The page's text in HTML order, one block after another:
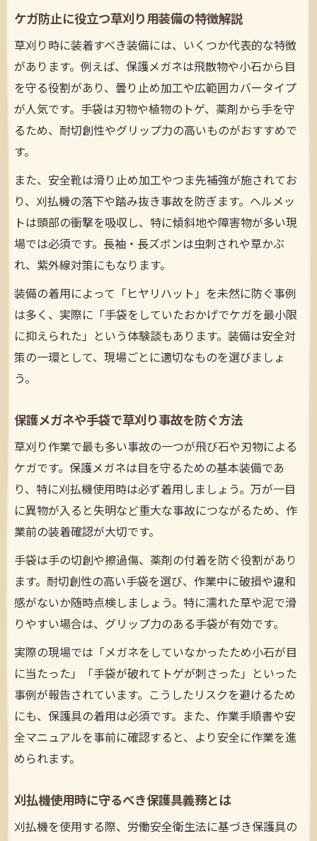
ケガ防止に役立つ草刈り用装備の特徴解説
草刈り時に装着すべき装備には、いくつか代表的な特徴
があります。例えば、保護メガネは飛散物や小石から目
を守る役割があり、曇り止め加工や広範囲カバータイプ
が人気です。手袋は刃物や植物のトゲ、薬剤から手を守
るため、耐切創性やグリップ力の高いものがおすすめで
す。
また、安全靴は滑り止め加工やつま先補強が施されてお
り、刈払機の落下や踏み抜き事故を防ぎます。ヘルメッ
トは頭部の衝撃を吸収し、特に傾斜地や障害物が多い現
場では必須です。長袖・長ズボンは虫刺されや草かぶ
れ、紫外線対策にもなります。
装備の着用によって「ヒヤリハット」を未然に防ぐ事例
は多く、実際に「手袋をしていたおかげでケガを最小限
に抑えられた」という体験談もあります。装備は安全対
策の一環として、現場ごとに適切なものを選びましょ
う。
保護メガネや手袋で草刈り事故を防ぐ方法
草刈り作業で最も多い事故の一つが飛び石や刃物による
ケガです。保護メガネは目を守るための基本装備であ
り、特に刈払機使用時は必ず着用しましょう。万が一目
に異物が入ると失明など重大な事故につながるため、作
業前の装着確認が大切です。
手袋は手の切創や擦過傷、薬剤の付着を防ぐ役割があり
ます。耐切創性の高い手袋を選び、作業中に破損や違和
感がないか随時点検しましょう。特に濡れた草や泥で滑
りやすい場合は、グリップ力のある手袋が有効です。
実際の現場では「メガネをしていなかったため小石が目
に当たった」「手袋が破れてトゲが刺さった」といった
事例が報告されています。こうしたリスクを避けるため
にも、保護具の着用は必須です。また、作業手順書や安
全マニュアルを事前に確認すると、より安全に作業を進
められます。
刈払機使用時に守るべき保護具義務とは
刈払機を使用する際、労働安全衛生法に基づき保護具の